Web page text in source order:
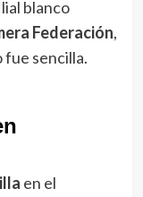
blanco
Federación,
fue sencilla.
en el